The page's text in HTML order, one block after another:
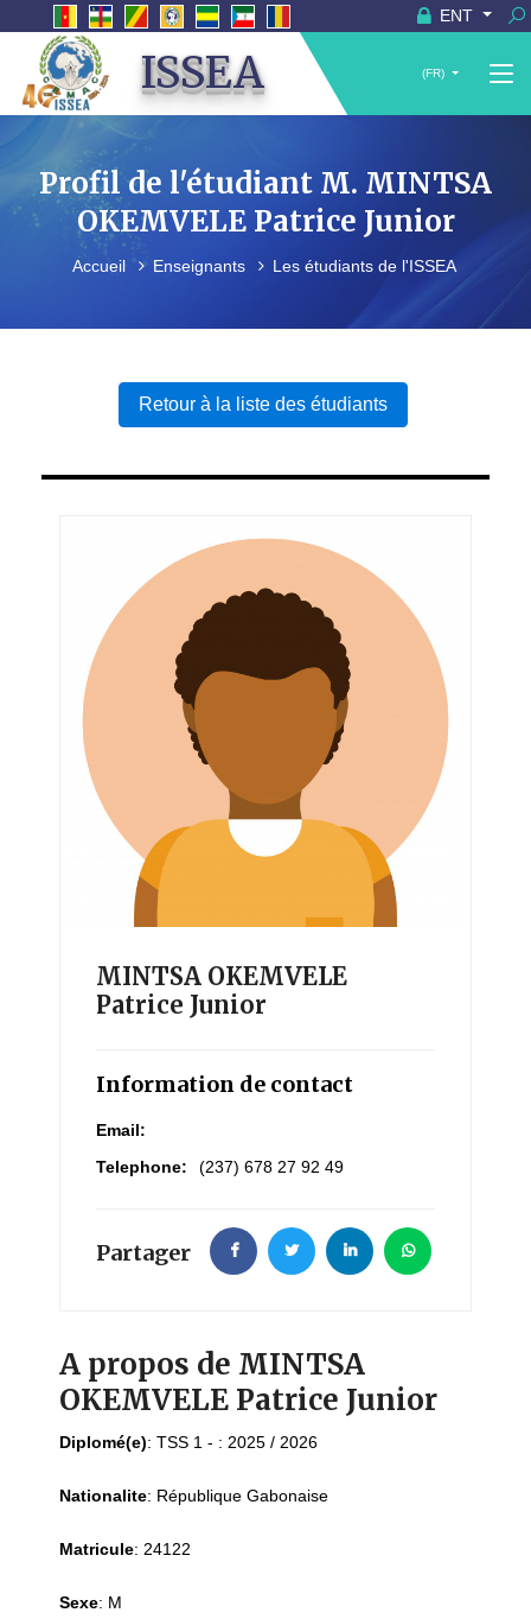
ENT
ISSEA (FR)
Profil de l'étudiant M. MINTSA
OKEMVELE Patrice Junior
Accueil Enseignants Les étudiants de l'ISSEA
Retour à la liste des étudiants
MINTSA OKEMVELE
Patrice Junior
Information de contact
Email:
Telephone:
(237) 678 27 92 49
Partager
A propos de MINTSA
OKEMVELE Patrice Junior
Diplomé(e): TSS 1 - : 2025 / 2026
Nationalite: République Gabonaise
Matricule: 24122
Sexe: M